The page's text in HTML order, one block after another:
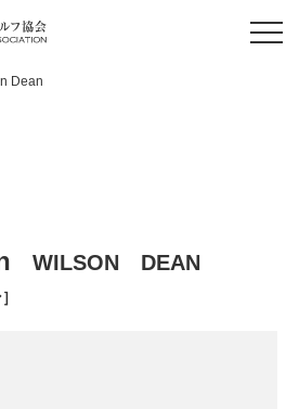
Dean
WILSON DEAN